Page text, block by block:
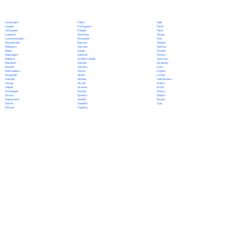
Limburgish
Lingala
Lithuanian
Luganda
Luxembourgish
Macedonian
Malagasy
Malay
Malayalam
Maltese
Mandarin
Marathi
Marshallese
Mongolian
Nahuatl
Navajo
Nepali
Norwegian
Oromo
Papiamento
Pashto
Persian
Polish
Portuguese
Punjabi
Quechua
Romanian
Russian
Samoan
Sango
Sanskrit
Scottish Gaelic
Serbian
Sesotho
Shona
Sindhi
Sinhala
Slovak
Slovene
Somali
Spanish
Swahili
Swedish
Tagalog
Tajik
Tamil
Tatar
Telugu
Thai
Tibetan
Tigrinya
Tongan
Turkish
Turkmen
Ukrainian
Urdu
Uyghur
Uzbek
Vietnamese
Welsh
Wolof
Xhosa
Yiddish
Yoruba
Zulu